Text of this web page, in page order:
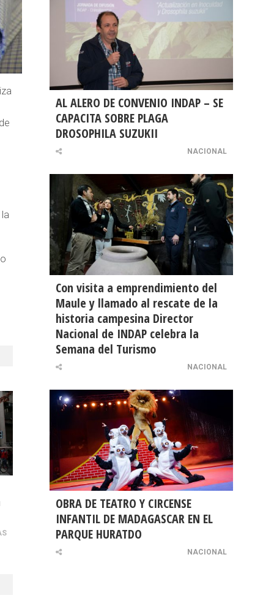
AL ALERO DE CONVENIO INDAP – SE
CAPACITA SOBRE PLAGA
DROSOPHILA SUZUKII
NACIONAL
Con visita a emprendimiento del
Maule y llamado al rescate de la
historia campesina Director
Nacional de INDAP celebra la
Semana del Turismo
NACIONAL
OBRA DE TEATRO Y CIRCENSE
INFANTIL DE MADAGASCAR EN EL
PARQUE HURATDO
NACIONAL